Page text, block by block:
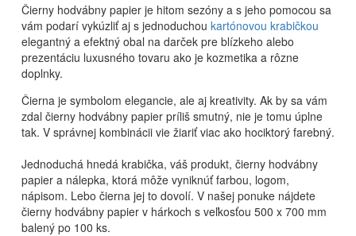
Čierny hodvábny papier je hitom sezóny a s jeho pomocou sa
vám podarí vykúzliť aj s jednoduchou kartónovou krabičkou
elegantný a efektný obal na darček pre blízkeho alebo
prezentáciu luxusného tovaru ako je kozmetika a rôzne
doplnky.
Čierna je symbolom elegancie, ale aj kreativity. Ak by sa vám
zdal čierny hodvábny papier príliš smutný, nie je tomu úplne
tak. V správnej kombinácii vie žiariť viac ako hociktorý farebný.
Jednoduchá hnedá krabička, váš produkt, čierny hodvábny
papier a nálepka, ktorá môže vyniknúť farbou, logom,
nápisom. Lebo čierna jej to dovolí. V našej ponuke nájdete
čierny hodvábny papier v hárkoch s veľkosťou 500 x 700 mm
balený po 100 ks.